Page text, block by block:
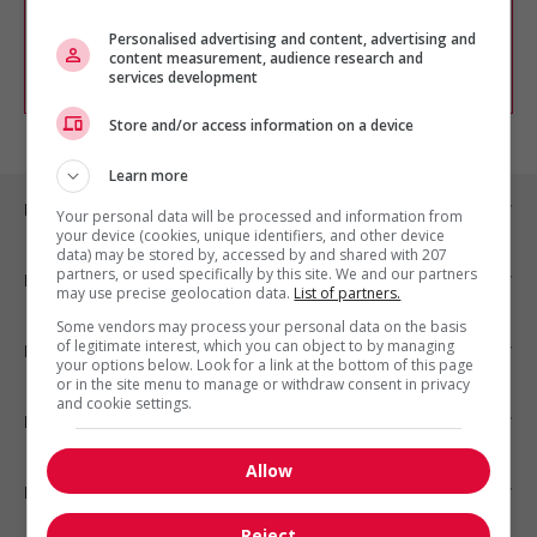
d'intérêt en emploi en vousinscrivant
comme membre Jobboom.
Emplois par ville
Emplois par secteur
Emplois par statut
Emplois par type
Nos suggestions
Personalised advertising and content, advertising and
content measurement, audience research and
services development
Store and/or access information on a device
Learn more
Your personal data will be processed and information from
your device (cookies, unique identifiers, and other device
data) may be stored by, accessed by and shared with 207
partners, or used specifically by this site. We and our partners
may use precise geolocation data. List of partners.
Some vendors may process your personal data on the basis
of legitimate interest, which you can object to by managing
your options below. Look for a link at the bottom of this page
or in the site menu to manage or withdraw consent in privacy
and cookie settings.
Allow